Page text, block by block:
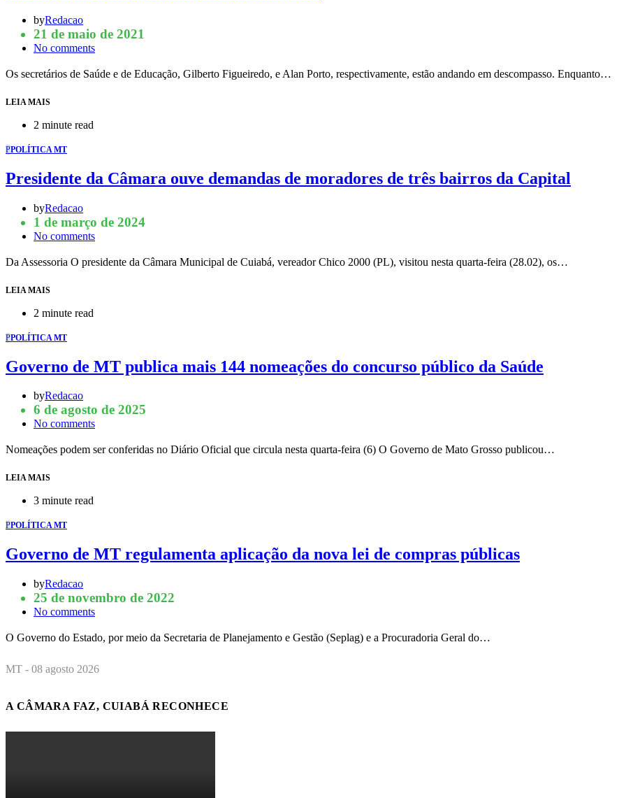
byRedacao
21 de maio de 2021
No comments
Os secretários de Saúde e de Educação, Gilberto Figueiredo, e Alan Porto, respectivamente, estão andando em descompasso. Enquanto…
LEIA MAIS
2 minute read
PPOLÍTICA MT
Presidente da Câmara ouve demandas de moradores de três bairros da Capital
byRedacao
1 de março de 2024
No comments
Da Assessoria O presidente da Câmara Municipal de Cuiabá, vereador Chico 2000 (PL), visitou nesta quarta-feira (28.02), os…
LEIA MAIS
2 minute read
PPOLÍTICA MT
Governo de MT publica mais 144 nomeações do concurso público da Saúde
byRedacao
6 de agosto de 2025
No comments
Nomeações podem ser conferidas no Diário Oficial que circula nesta quarta-feira (6) O Governo de Mato Grosso publicou…
LEIA MAIS
3 minute read
PPOLÍTICA MT
Governo de MT regulamenta aplicação da nova lei de compras públicas
byRedacao
25 de novembro de 2022
No comments
O Governo do Estado, por meio da Secretaria de Planejamento e Gestão (Seplag) e a Procuradoria Geral do…
MT - 08 agosto 2026
A CÂMARA FAZ, CUIABÁ RECONHECE